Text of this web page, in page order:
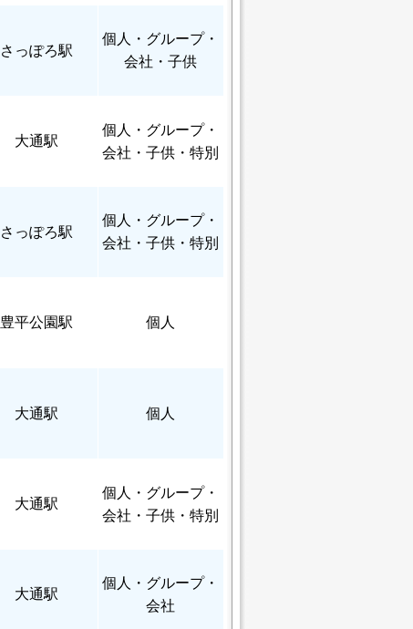
さっぽろ駅
個人
・グループ・
会社・子供
大通駅
個人
・グループ・
会社・子供・特別
さっぽろ駅
個人
・グループ・
会社・子供・特別
豊平公園駅 個人
大通駅 個人
大通駅
個人
・グループ・
会社・子供・特別
大通駅
個人
・グループ・
会社